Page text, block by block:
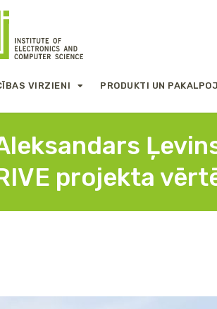
VIRZIENI PRODUKTI UN
projekta